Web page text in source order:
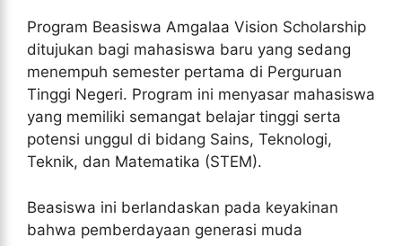
Program Beasiswa Amgalaa Vision Scholarship
ditujukan bagi mahasiswa baru yang sedang
menempuh semester pertama di Perguruan
Tinggi Negeri. Program ini menyasar mahasiswa
yang memiliki semangat belajar tinggi serta
potensi unggul di bidang Sains, Teknologi,
Teknik, dan Matematika (STEM).
Beasiswa ini berlandaskan pada keyakinan
bahwa pemberdayaan generasi muda